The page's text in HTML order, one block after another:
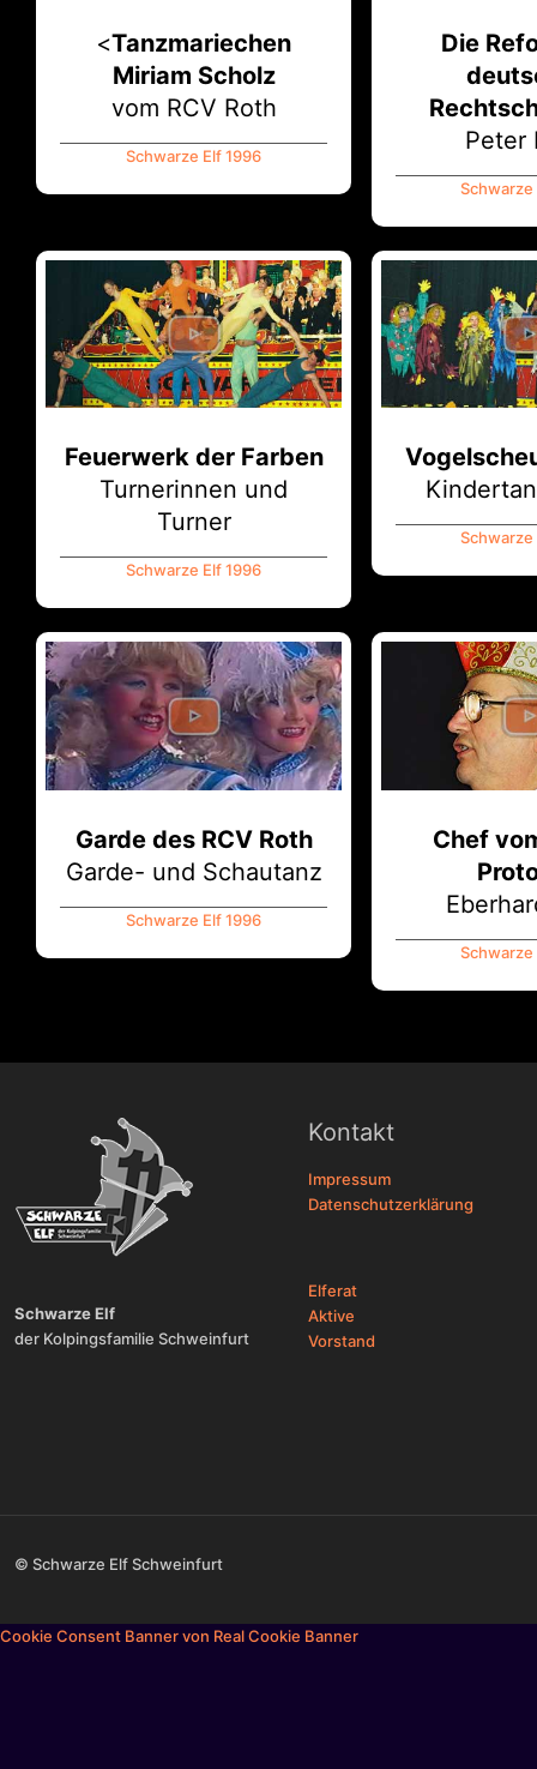
<Tanzmariechen
Miriam Scholz
vom RCV Roth
Schwarze Elf 1996
Die
Peter
Schwarze
Feuerwerk der Farben
Turnerinnen und
Turner
Schwarze Elf 1996
Schwarze
Garde des RCV Roth
Garde- und Schautanz
Schwarze Elf 1996
Chef
Schwarze
Schwarze Elf
der Kolpingsfamilie Schweinfurt
Kontakt
Impressum
Datenschutzerklärung
Elferat
Aktive
Vorstand
© Schwarze Elf Schweinfurt
Cookie Consent Banner von Real Cookie Banner